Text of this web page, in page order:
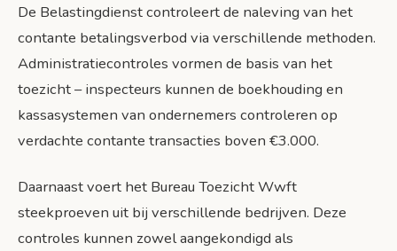
De Belastingdienst controleert de naleving van het
contante betalingsverbod via verschillende methoden.
Administratiecontroles vormen de basis van het
toezicht – inspecteurs kunnen de boekhouding en
kassasystemen van ondernemers controleren op
verdachte contante transacties boven €3.000.
Daarnaast voert het Bureau Toezicht Wwft
steekproeven uit bij verschillende bedrijven. Deze
controles kunnen zowel aangekondigd als